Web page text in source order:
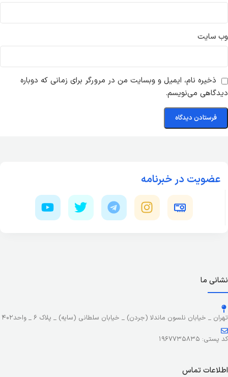
وب‌ سایت
ذخیره نام، ایمیل و وبسایت من در مرورگر برای زمانی که دوباره
دیدگاهی می‌نویسم.
عضویت در خبرنامه
نشانی ما
تهران _ خیابان نلسون ماندلا (جردن) _ خیابان سلطانی (سایه) _ پلاک ۶ _ واحد۴۰۲
کد پستی: ۱۹۶۷۷۳۵۸۳۵
اطلاعات تماس